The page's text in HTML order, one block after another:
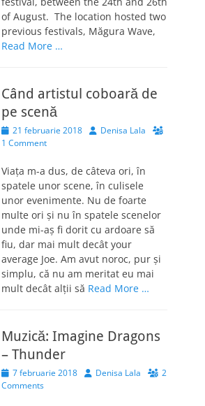
of August. The location hosted two
previous festivals, Măgura Wave,
Read More …
Când artistul coboară de
pe scenă
Posted
on
21 februarie 2018 AuthorDenisa Lala
1 Comment
Viața m-a dus, de câteva ori, în
spatele unor scene, în culisele
unor evenimente. Nu de foarte
multe ori și nu în spatele scenelor
unde mi-aș fi dorit cu ardoare să
fiu, dar mai mult decât your
average Joe. Am avut noroc, pur și
simplu, că nu am meritat eu mai
mult decât alții să Read More …
Muzică: Imagine Dragons
– Thunder
Posted
on
7 februarie 2018 AuthorDenisa Lala
2
Comments